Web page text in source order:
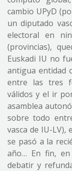
cambio UPyD
un diputado
electoral en
(provincias),
Euskadi IU no
antigua entidad
entre las tres
válidos y el ir
asamblea
sobre todo
vasca de IU-
se pasó a la
año… En fin,
debatir y